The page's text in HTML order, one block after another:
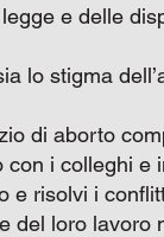
e delle
lo stigma
di aborto
i colleghi e
e risolvi i
del loro lavoro